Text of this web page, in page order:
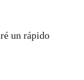
un rápido